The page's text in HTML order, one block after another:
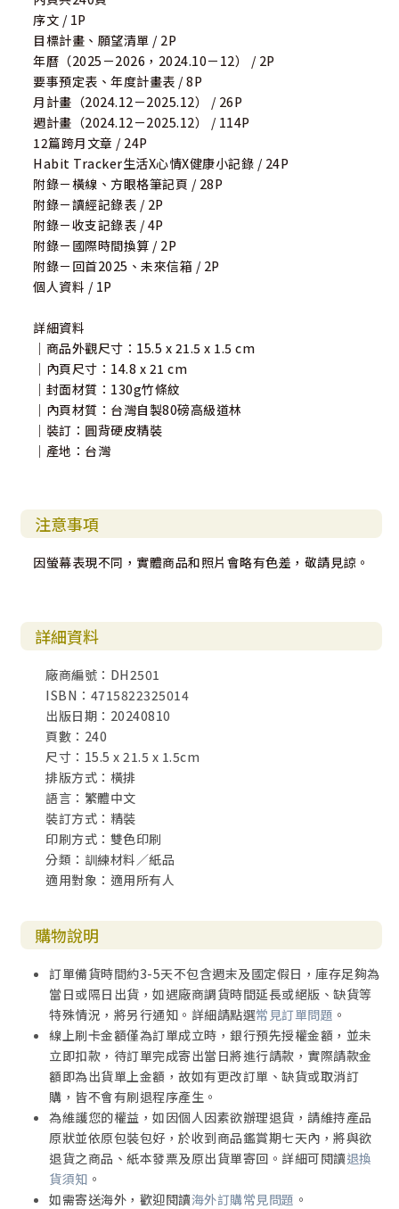
序文 / 1P
目標計畫、願望清單 / 2P
年曆（2025－2026，2024.10－12） / 2P
要事預定表、年度計畫表 / 8P
月計畫（2024.12－2025.12） / 26P
週計畫（2024.12－2025.12） / 114P
12篇跨月文章 / 24P
Habit Tracker生活X心情X健康小記錄 / 24P
附錄－橫線、方眼格筆記頁 / 28P
附錄－讀經記錄表 / 2P
附錄－收支記錄表 / 4P
附錄－國際時間換算 / 2P
附錄－回首2025、未來信箱 / 2P
個人資料 / 1P
詳細資料
｜商品外觀尺寸：15.5 x 21.5 x 1.5 cm
｜內頁尺寸：14.8 x 21 cm
｜封面材質：130g竹條紋
｜內頁材質：台灣自製80磅高級道林
｜裝訂：圓背硬皮精裝
｜產地：台灣
注意事項
因螢幕表現不同，實體商品和照片會略有色差，敬請見諒。
詳細資料
廠商編號：DH2501
ISBN：4715822325014
出版日期：20240810
頁數：240
尺寸：15.5 x 21.5 x 1.5cm
排版方式：橫排
語言：繁體中文
裝訂方式：精裝
印刷方式：雙色印刷
分類：訓練材料／紙品
適用對象：適用所有人
購物說明
訂單備貨時間約3-5天不包含週末及國定假日，庫存足夠為
當日或隔日出貨，如遇廠商調貨時間延長或絕版、缺貨等
特殊情況，將另行通知。詳細請點選常見訂單問題 。
線上刷卡金額僅為訂單成立時，銀行預先授權金額，並未
立即扣款，待訂單完成寄出當日將進行請款，實際請款金
額即為出貨單上金額，故如有更改訂單、缺貨或取消訂
購，皆不會有刷退程序產生。
為維護您的權益，如因個人因素欲辦理退貨，請維持產品
原狀並依原包裝包好，於收到商品鑑賞期七天內，將與欲
退貨之商品、紙本發票及原出貨單寄回。詳細可閱讀退換
貨須知 。
如需寄送海外，歡迎閱讀海外訂購常見問題 。